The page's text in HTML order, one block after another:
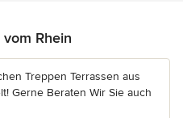
Rhein
Treppen Terrassen aus
Gerne Beraten Wir Sie auch